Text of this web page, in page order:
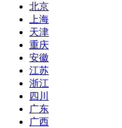
北京
上海
天津
重庆
安徽
江苏
浙江
四川
广东
广西